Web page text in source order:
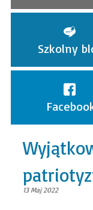
Szkolny
13 Maj 2022